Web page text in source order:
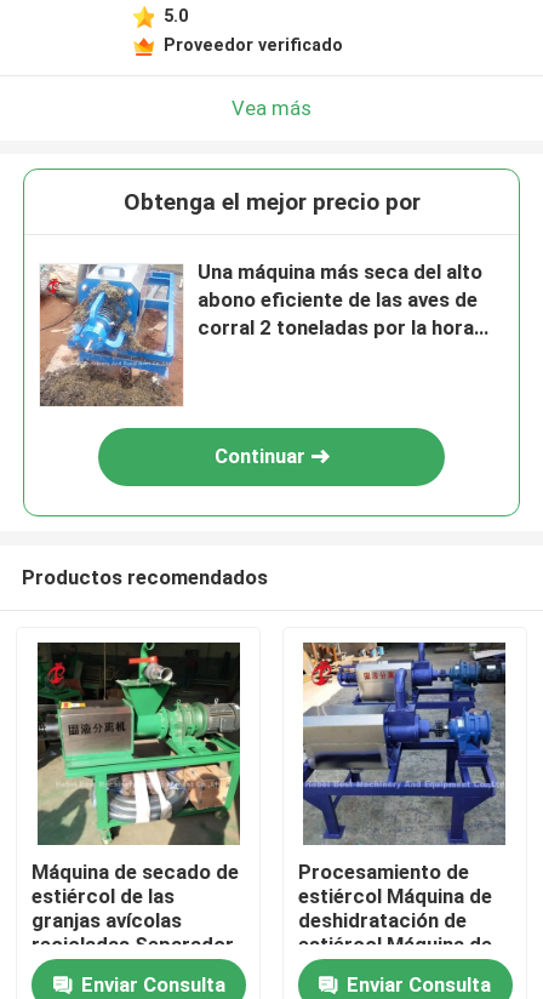
Inicio
Sobre nosotros
Contactos
5.0
Proveedor verificado
Vea más
Obtenga el mejor precio por
Una máquina más seca del alto
abono eficiente de las aves de
corral 2 toneladas por la hora
Continuar
Productos recomendados
Máquina de secado de
estiércol de las
granjas avícolas
recicladas Separador
de líquidos sólidos de
heces animales Rosa
Enviar Consulta
Procesamiento de
estiércol Máquina de
deshidratación de
estiércol Máquina de
secado de estiércol
para secar las heces
Enviar Consulta